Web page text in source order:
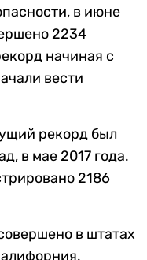
в июне
2234
начиная с
вести
рекорд был
в мае 2017 года.
2186
в штатах